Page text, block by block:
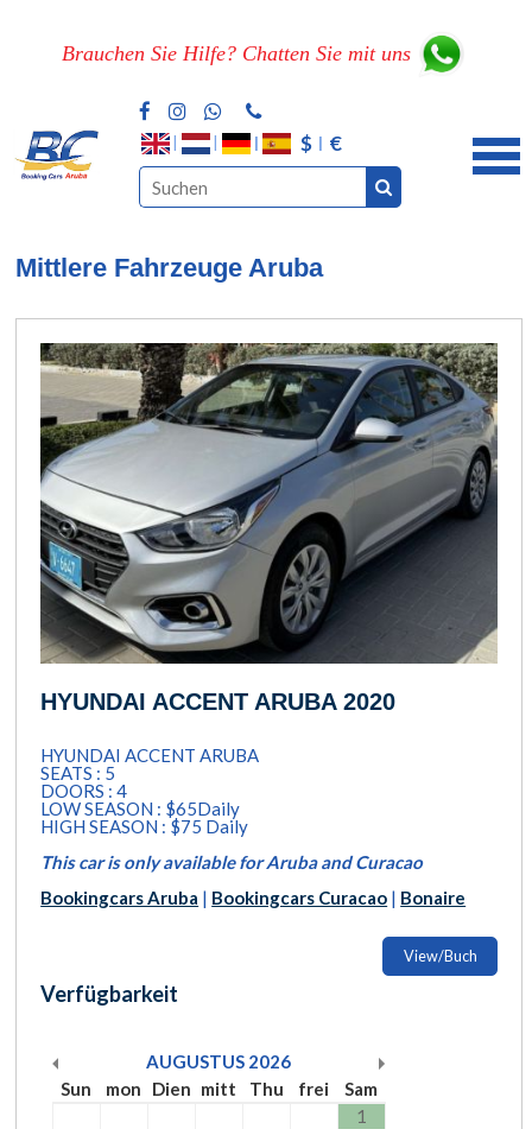
Brauchen Sie Hilfe? Chatten Sie mit uns
$ €
Mittlere Fahrzeuge Aruba
HYUNDAI ACCENT ARUBA 2020
HYUNDAI ACCENT ARUBA
SEATS : 5
DOORS : 4
LOW SEASON : $65Daily
HIGH SEASON : $75 Daily
This car is only available for Aruba and Curacao
Bookingcars Aruba | Bookingcars Curacao | Bonaire
View/Buch
Verfügbarkeit
AUGUSTUS 2026
Sun
mon Dien mitt Thu frei
Sam
1